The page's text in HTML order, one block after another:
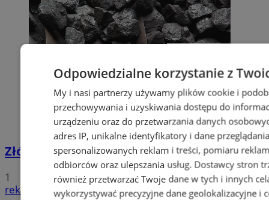
Złóż wniosek o dodatek węglowy
1
reklama
Odpowiedzialne korzystanie z
My i nasi partnerzy używamy plików cookie i
przechowywania i uzyskiwania dostępu do
urządzeniu oraz do przetwarzania danych
adres IP, unikalne identyfikatory i dane
spersonalizowanych reklam i treści, pomiaru
odbiorców oraz ulepszania usług. Dostawcy stron
również przetwarzać Twoje dane w tych i innych
wykorzystywać precyzyjne dane geolokalizacyjne i